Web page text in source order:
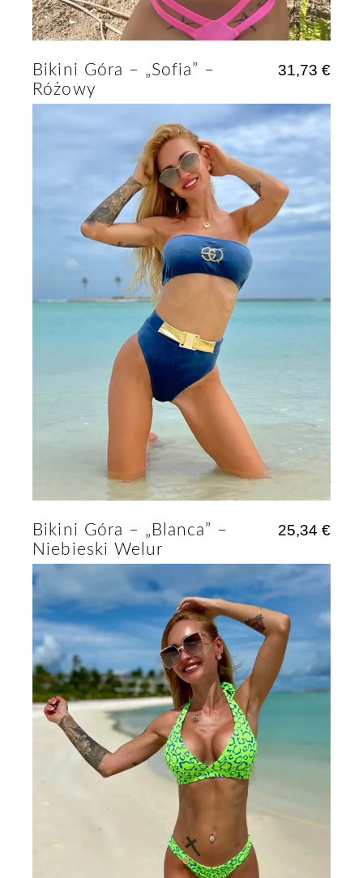
Bikini Góra – „Sofia” –
Różowy
31,73 €
Bikini Góra – „Blanca” –
Niebieski Welur
25,34 €